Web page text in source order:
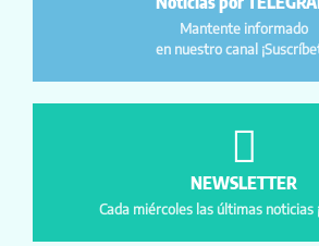
Mantente informado
en nuestro canal
NEWSLETTER
Cada miércoles las últimas noticias